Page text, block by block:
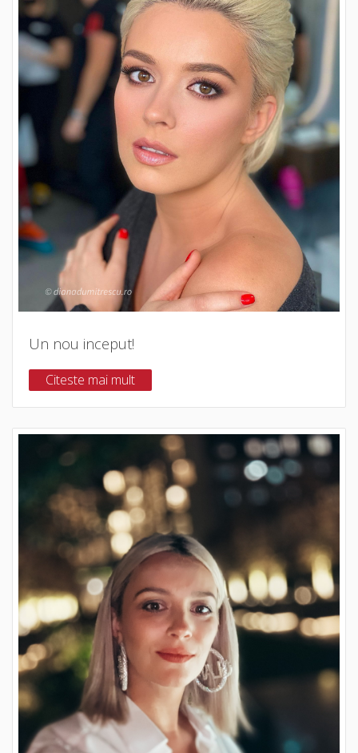
Un nou inceput!
Citeste mai mult